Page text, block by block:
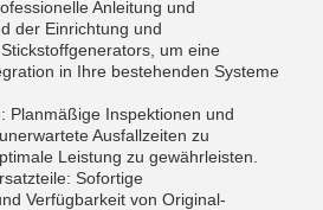
Anleitung und
der Einrichtung und
um eine
in Ihre bestehenden Systeme
Planmäßige Inspektionen und
Ausfallzeiten zu
Leistung zu gewährleisten.
Sofortige
Verfügbarkeit von Original-